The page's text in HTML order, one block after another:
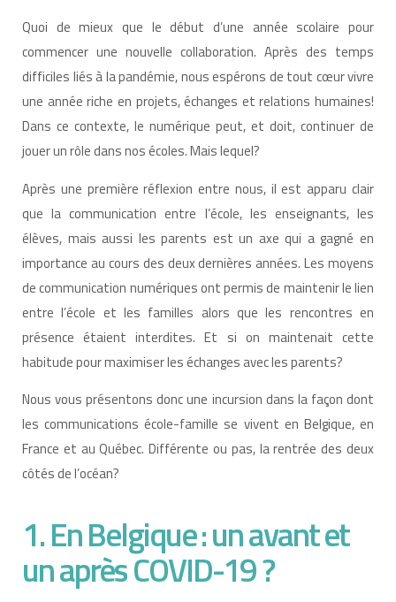
Quoi de mieux que le début d’une année scolaire pour
commencer une nouvelle collaboration. Après des temps
difficiles liés à la pandémie, nous espérons de tout cœur vivre
une année riche en projets, échanges et relations humaines!
Dans ce contexte, le numérique peut, et doit, continuer de
jouer un rôle dans nos écoles. Mais lequel?
Après une première réflexion entre nous, il est apparu clair
que la communication entre l’école, les enseignants, les
élèves, mais aussi les parents est un axe qui a gagné en
importance au cours des deux dernières années. Les moyens
de communication numériques ont permis de maintenir le lien
entre l’école et les familles alors que les rencontres en
présence étaient interdites. Et si on maintenait cette
habitude pour maximiser les échanges avec les parents?
Nous vous présentons donc une incursion dans la façon dont
les communications école-famille se vivent en Belgique, en
France et au Québec. Différente ou pas, la rentrée des deux
côtés de l’océan?
1. En Belgique : un avant et
un après COVID-19 ?